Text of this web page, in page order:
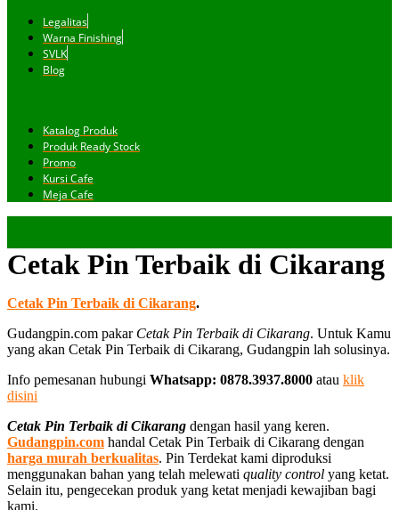
Legalitas
Warna Finishing
SVLK
Blog
Katalog Produk
Produk Ready Stock
Promo
Kursi Cafe
Meja Cafe
Cetak Pin Terbaik di Cikarang
Cetak Pin Terbaik di Cikarang.
Gudangpin.com pakar Cetak Pin Terbaik di Cikarang. Untuk Kamu
yang akan Cetak Pin Terbaik di Cikarang, Gudangpin lah solusinya.
Info pemesanan hubungi Whatsapp: 0878.3937.8000 atau klik
disini
Cetak Pin Terbaik di Cikarang dengan hasil yang keren.
Gudangpin.com handal Cetak Pin Terbaik di Cikarang dengan
harga murah berkualitas. Pin Terdekat kami diproduksi
menggunakan bahan yang telah melewati quality control yang ketat.
Selain itu, pengecekan produk yang ketat menjadi kewajiban bagi
kami.